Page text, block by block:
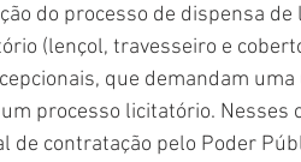
do processo de dispensa
(lençol, travesseiro e
que demandam
processo licitatório. Nesses
de contratação pelo Poder